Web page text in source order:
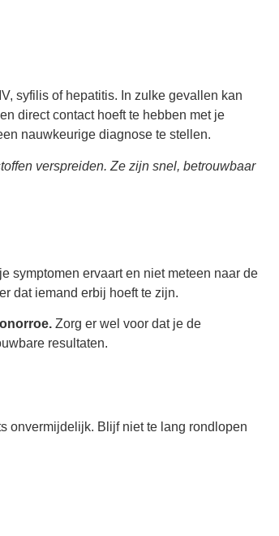
syfilis of hepatitis. In zulke gevallen kan
direct contact hoeft te hebben met je
nauwkeurige diagnose te stellen.
verspreiden. Ze zijn snel, betrouwbaar
symptomen ervaart en niet meteen naar de
dat iemand erbij hoeft te zijn.
Zorg er wel voor dat je de
resultaten.
onvermijdelijk. Blijf niet te lang rondlopen